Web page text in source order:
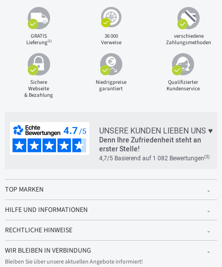
GRATIS
Lieferung(1)
36 000
Verweise
verschiedene
Zahlungsmethoden
Sichere
Webseite
& Bezahlung
Niedrigpreise
garantiert
Qualifizierter
Kundenservice
UNSERE KUNDEN LIEBEN UNS ♥
Denn Ihre Zufriedenheit steht an
erster Stelle!
4,7/5 Basierend auf 1 082 Bewertungen(3)
TOP MARKEN
HILFE UND INFORMATIONEN
RECHTLICHE HINWEISE
WIR BLEIBEN IN VERBINDUNG
Bleiben Sie über unsere aktuellen Angebote informiert!